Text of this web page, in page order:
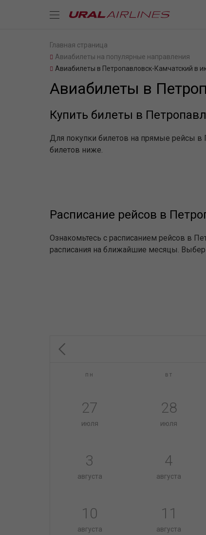
Главная страница
Авиабилеты на популярные направления
Авиабилеты в Петропавловск-Камчатский в
Авиабилеты в
Купить билеты в
Для покупки билетов на прямые рейсы в
билетов ниже.
Расписание рейсов в
Ознакомьтесь с расписанием рейсов в
расписания на ближайшие месяцы.
пн вт
27
июля
28
июля
3
августа
4
августа
10
августа
11
августа